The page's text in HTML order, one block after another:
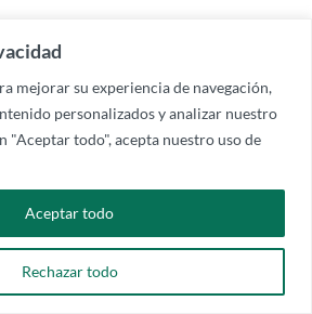
mejorar su experiencia de navegación,
personalizados y analizar nuestro
"Aceptar todo", acepta nuestro uso de
Rechazar todo
Aceptar todo